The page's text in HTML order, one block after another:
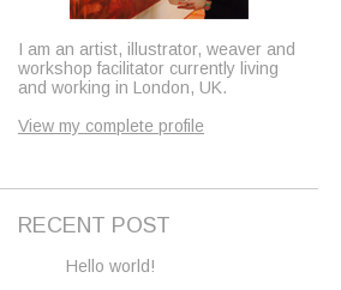
I am an artist, illustrator, weaver and
workshop facilitator currently living
and working in London, UK.
View my complete profile
RECENT POST
Hello world!